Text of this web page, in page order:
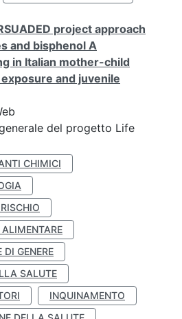
project approach
and bisphenol A
in Italian mother-child
and juvenile
del progetto Life
CHIMICI
DI GENERE
SALUTE
INQUINAMENTO